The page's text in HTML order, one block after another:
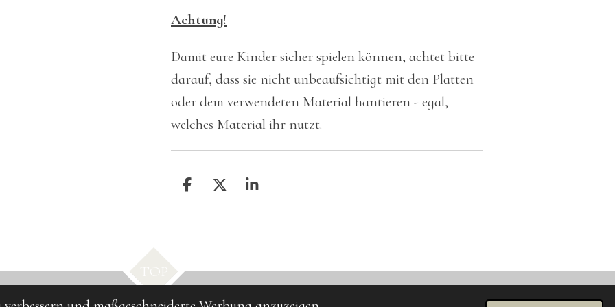
Achtung!
Damit eure Kinder sicher spielen können, achtet bitte
darauf, dass sie nicht unbeaufsichtigt mit den Platten
oder dem verwendeten Material hantieren - egal,
welches Material ihr nutzt.
T
T
T